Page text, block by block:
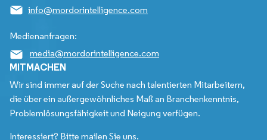
info@mordorintelligence.com
Medienanfragen:
media@mordorintelligence.com
MITMACHEN
Wir sind immer auf der Suche nach talentierten Mitarbeitern,
die über ein außergewöhnliches Maß an Branchenkenntnis,
Problemlösungsfähigkeit und Neigung verfügen.
Interessiert? Bitte mailen Sie uns.